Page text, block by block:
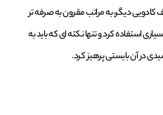
دیگر، به مراتب مقرون به صرفه تر
استفاده کرد و تنها نکته ای که باید به
در آن بایستی پرهیز کرد.